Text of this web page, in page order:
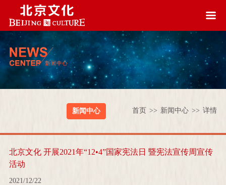
新闻中心 首页 >> 新闻中心 >> 详情
北京文化 开展2021年“12•4”国家宪法日 暨宪法宣传周宣传
活动
2021/12/22